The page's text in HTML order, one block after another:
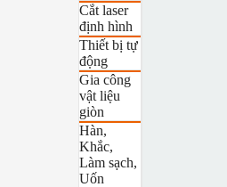
Cắt laser
định hình
Thiết bị tự
động
Gia công
vật liệu
giòn
Hàn,
Khắc,
Làm sạch,
Uốn